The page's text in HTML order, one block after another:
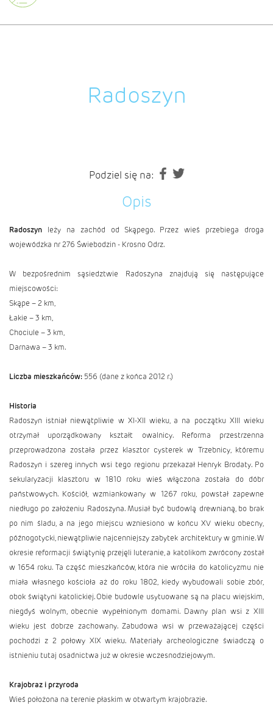
Radoszyn
Podziel się na:
Opis
Radoszyn leży na zachód od Skąpego. Przez wieś przebiega droga
wojewódzka nr 276 Świebodzin - Krosno Odrz.
W bezpośrednim sąsiedztwie Radoszyna znajdują się następujące
miejscowości:
Skąpe – 2 km,
Łakie – 3 km,
Chociule – 3 km,
Darnawa – 3 km.
Liczba mieszkańców: 556 (dane z końca 2012 r.)
Historia
Radoszyn istniał niewątpliwie w XI-XII wieku, a na początku XIII wieku
otrzymał uporządkowany kształt owalnicy. Reforma przestrzenna
przeprowadzona została przez klasztor cysterek w Trzebnicy, któremu
Radoszyn i szereg innych wsi tego regionu przekazał Henryk Brodaty. Po
sekularyzacji klasztoru w 1810 roku wieś włączona została do dóbr
państwowych. Kościół, wzmiankowany w 1267 roku, powstał zapewne
niedługo po założeniu Radoszyna. Musiał być budowlą drewnianą, bo brak
po nim śladu, a na jego miejscu wzniesiono w końcu XV wieku obecny,
późnogotycki, niewątpliwie najcenniejszy zabytek architektury w gminie. W
okresie reformacji świątynię przejęli luteranie, a katolikom zwrócony został
w 1654 roku. Ta część mieszkańców, która nie wróciła do katolicyzmu nie
miała własnego kościoła aż do roku 1802, kiedy wybudowali sobie zbór,
obok świątyni katolickiej. Obie budowle usytuowane są na placu wiejskim,
niegdyś wolnym, obecnie wypełnionym domami. Dawny plan wsi z XIII
wieku jest dobrze zachowany. Zabudowa wsi w przeważającej części
pochodzi z 2 połowy XIX wieku. Materiały archeologiczne świadczą o
istnieniu tutaj osadnictwa już w okresie wczesnodziejowym.
Krajobraz i przyroda
Wieś położona na terenie płaskim w otwartym krajobrazie.